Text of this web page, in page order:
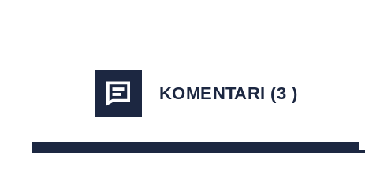
KOMENTARI (3 )